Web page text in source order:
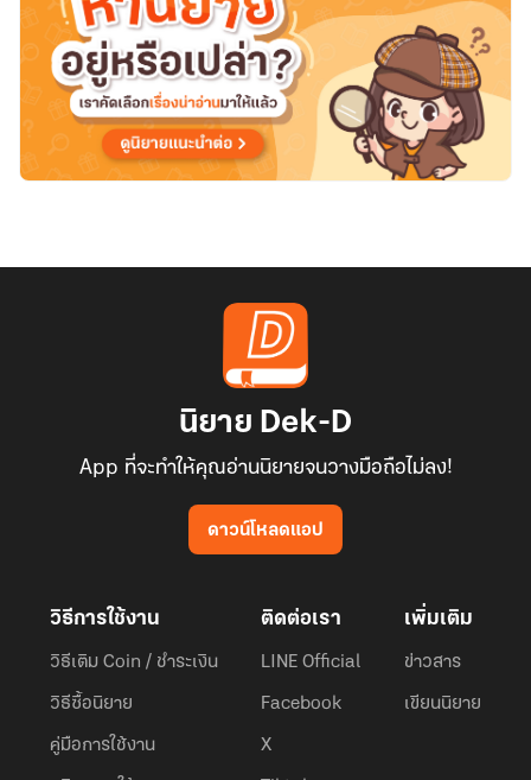
นิยาย Dek-D
App ที่จะทำให้คุณอ่านนิยายจนวางมือถือไม่ลง!
ดาวน์โหลดแอป
วิธีการใช้งาน
วิธีเติม Coin / ชำระเงิน
วิธีซื้อนิยาย
คู่มือการใช้งาน
ติดต่อเรา
LINE Official
Facebook
X
เพิ่มเติม
ข่าวสาร
เขียนนิยาย